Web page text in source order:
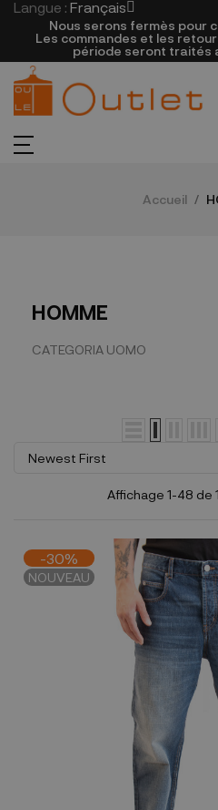
Langue : Français
Nous serons fermès pour
Les commandes et les
période seront traités
Accueil
HOMME
CATEGORIA UOMO
Newest First
Affichage 1-48 de
-30%
NOUVEAU